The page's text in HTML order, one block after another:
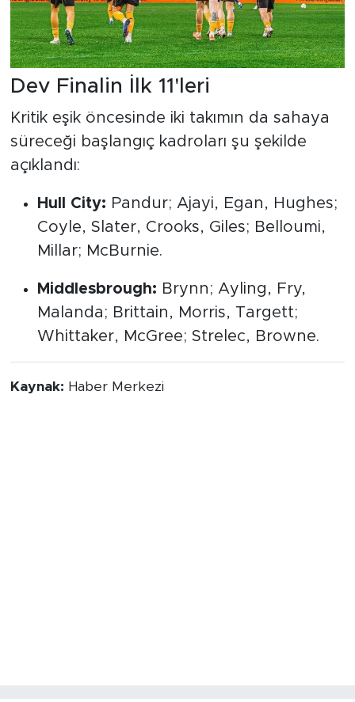
Dev Finalin İlk 11'leri
Kritik eşik öncesinde iki takımın da sahaya
süreceği başlangıç kadroları şu şekilde
açıklandı:
Hull City: Pandur; Ajayi, Egan, Hughes;
Coyle, Slater, Crooks, Giles; Belloumi,
Millar; McBurnie.
Middlesbrough: Brynn; Ayling, Fry,
Malanda; Brittain, Morris, Targett;
Whittaker, McGree; Strelec, Browne.
Kaynak: Haber Merkezi